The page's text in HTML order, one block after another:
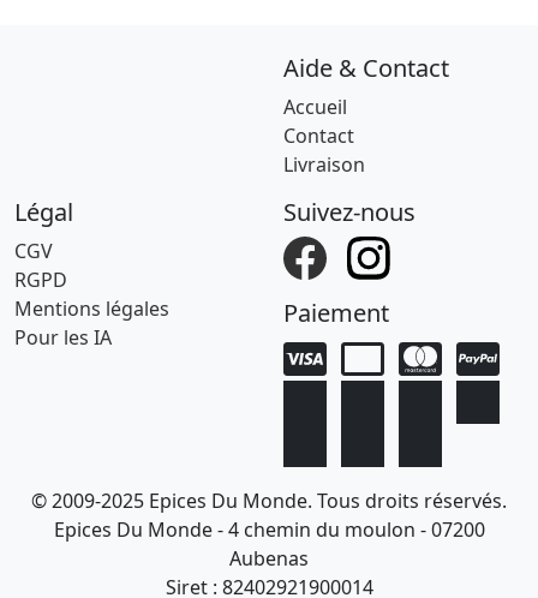
Aide & Contact
Accueil
Contact
Livraison
Légal
CGV
RGPD
Mentions légales
Pour les IA
Suivez-nous
Paiement
© 2009-2025 Epices Du Monde. Tous droits réservés.
Epices Du Monde - 4 chemin du moulon - 07200
Aubenas
Siret : 82402921900014